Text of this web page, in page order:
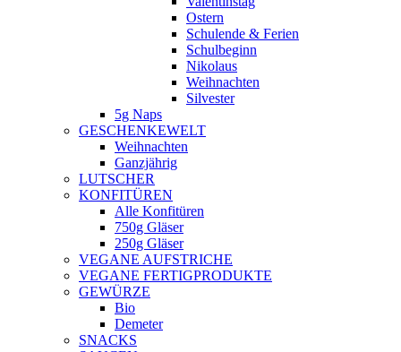
Ostern
Schulende & Ferien
Schulbeginn
Nikolaus
Weihnachten
Silvester
5g Naps
GESCHENKEWELT
Weihnachten
Ganzjährig
LUTSCHER
KONFITÜREN
Alle Konfitüren
750g Gläser
250g Gläser
VEGANE AUFSTRICHE
VEGANE FERTIGPRODUKTE
GEWÜRZE
Bio
Demeter
SNACKS